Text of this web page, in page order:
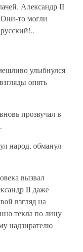
Александр II
то могли
улыбнулся
опять
прозвучал в
народ, обманул
вызвал
II даже
взгляд на
текла по лицу
надзирателю